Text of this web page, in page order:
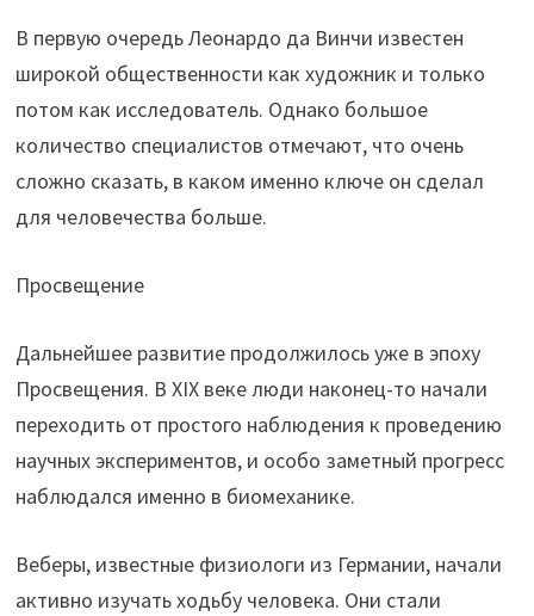
В первую очередь Леонардо да Винчи известен
широкой общественности как художник и только
потом как исследователь. Однако большое
количество специалистов отмечают, что очень
сложно сказать, в каком именно ключе он сделал
для человечества больше.
Просвещение
Дальнейшее развитие продолжилось уже в эпоху
Просвещения. В XIX веке люди наконец-то начали
переходить от простого наблюдения к проведению
научных экспериментов, и особо заметный прогресс
наблюдался именно в биомеханике.
Веберы, известные физиологи из Германии, начали
активно изучать ходьбу человека. Они стали